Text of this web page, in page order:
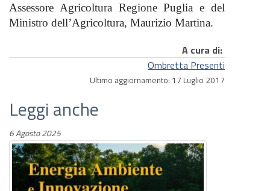
Assessore Agricoltura Regione Puglia e del
Ministro dell’Agricoltura, Maurizio Martina.
A cura di:
Ombretta Presenti
Ultimo aggiornamento: 17 Luglio 2017
Leggi anche
6 Agosto 2025